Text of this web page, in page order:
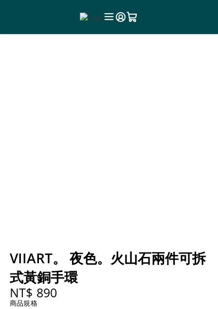
VIIART。 夜色。火山石兩件可拆
式黃銅手環
NT$ 890
商品規格